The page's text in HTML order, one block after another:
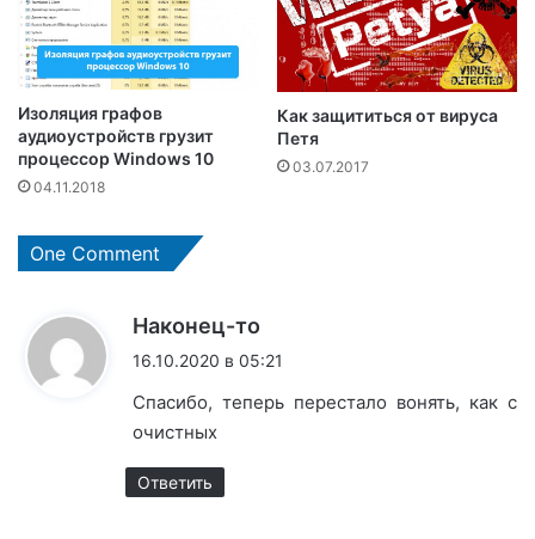
Изоляция графов
аудиоустройств грузит
процессор Windows 10
04.11.2018
Как защититься от вируса
Петя
03.07.2017
One Comment
Наконец-то
16.10.2020 в 05:21
Спасибо, теперь перестало вонять, как с
очистных
Ответить